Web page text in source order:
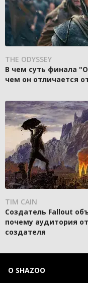
THE ODYSSEY
В чем суть финала
чем он отличается
TIM CAIN
Создатель Fallout
почему аудитория
создателя
О SHAZOO